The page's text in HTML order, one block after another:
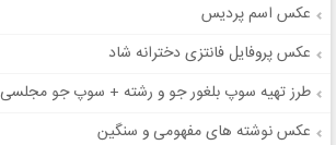
عکس اسم پردیس
عکس پروفایل فانتزی دخترانه شاد
طرز تهیه سوپ بلغور جو و رشته + سوپ جو مجلسی
عکس نوشته های مفهومی و سنگین